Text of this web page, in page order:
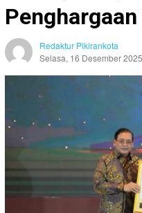
Redaktur Pikirankota
Selasa, 16 Desember 2025